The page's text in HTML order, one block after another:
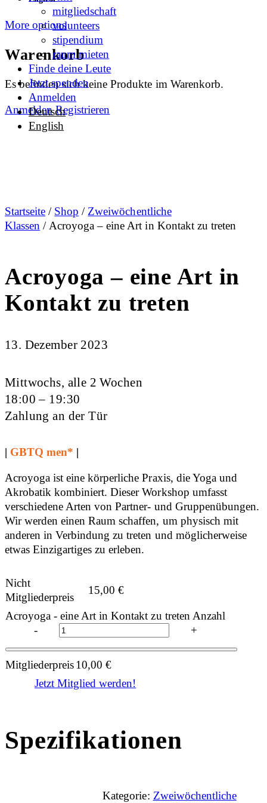
More options
Warenkorb
Es befinden sich keine Produkte im Warenkorb.
Anmelden Registrieren
mitgliedschaft
volunteers
stipendium
raum mieten
Finde deine Leute
Jetzt spenden
Anmelden
Deutsch
English
Startseite / Shop / Zweiwöchentliche
Klassen / Acroyoga – eine Art in Kontakt zu treten
Acroyoga – eine Art in
Kontakt zu treten
13. Dezember 2023
Mittwochs, alle 2 Wochen
18:00 – 19:30
Zahlung an der Tür
| GBTQ men* |
Acroyoga ist eine körperliche Praxis, die Yoga und
Akrobatik kombiniert. Dieser Workshop umfasst
verschiedene Arten von Partner- und Gruppenübungen.
Wir werden einen Raum schaffen, um physisch mit
anderen in Verbindung zu treten und möglicherweise
etwas Einzigartiges zu erleben.
Nicht
Mitgliederpreis
15,00€
Acroyoga - eine Art in Kontakt zu treten Anzahl
-
+
Mitgliederpreis10,00€
Jetzt Mitglied werden!
Spezifikationen
Kategorie: Zweiwöchentliche